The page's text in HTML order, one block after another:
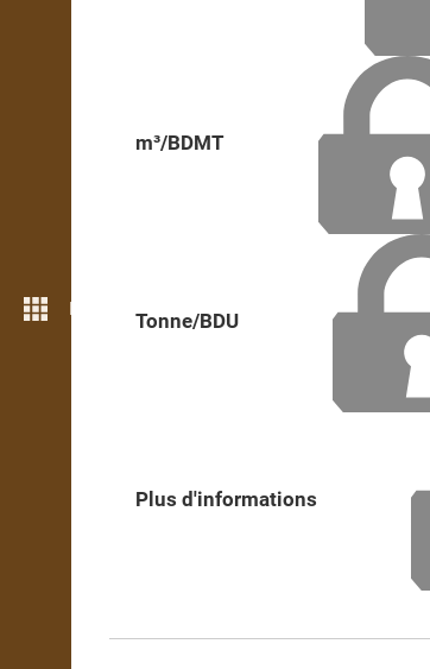
Plus de fonctions
m³/BDMT
Tonne/BDU
Plus d'informations